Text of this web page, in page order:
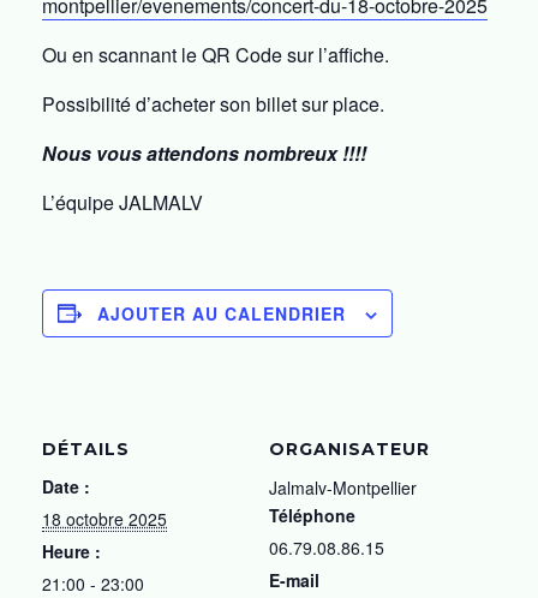
Ou en scannant le QR Code sur l’affiche.
Possibilité d’acheter son billet sur place.
Nous vous attendons nombreux !!!!
L’équipe JALMALV
AJOUTER AU CALENDRIER
DÉTAILS
Date :
18 octobre 2025
Heure :
21:00 - 23:00
ORGANISATEUR
Jalmalv-Montpellier
Téléphone
06.79.08.86.15
E-mail